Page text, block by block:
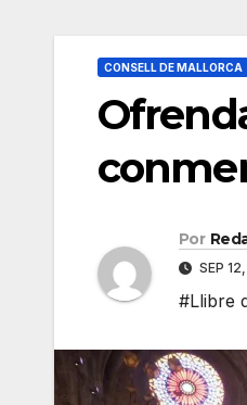
CONSELL DE MALLORCA
Por
SEP
#Llibre